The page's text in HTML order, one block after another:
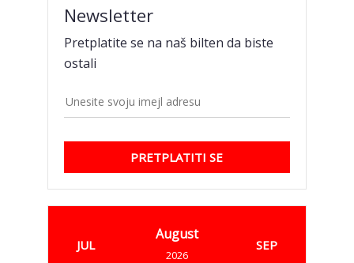
Newsletter
Pretplatite se na naš bilten da biste
ostali
PRETPLATITI SE
JUL
August
2026
SEP